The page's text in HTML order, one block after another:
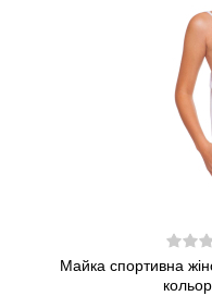
Майка спортивна